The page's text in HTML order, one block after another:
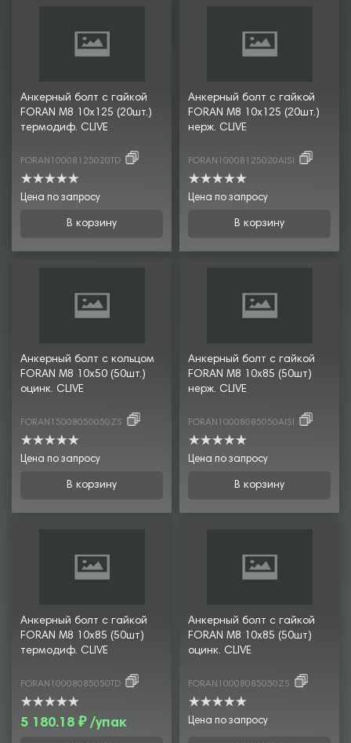
Анкерный болт с гайкой
FORAN М8 10х125 (20шт.)
термодиф. CLIVE
FORAN10008125020TD
Цена по запросу
В корзину
Анкерный болт с гайкой
FORAN М8 10х125 (20шт.)
нерж. CLIVE
FORAN10008125020AISI
Цена по запросу
В корзину
Анкерный болт с кольцом
FORAN М8 10х50 (50шт.)
оцинк. CLIVE
FORAN15008050050ZS
Цена по запросу
В корзину
Анкерный болт с гайкой
FORAN М8 10х85 (50шт)
нерж. CLIVE
FORAN10008085050AISI
Цена по запросу
В корзину
Анкерный болт с гайкой
FORAN М8 10х85 (50шт)
термодиф. CLIVE
FORAN10008085050TD
5 180.18 ₽ /упак
Анкерный болт с гайкой
FORAN М8 10х85 (50шт)
оцинк. CLIVE
FORAN10008085050ZS
Цена по запросу